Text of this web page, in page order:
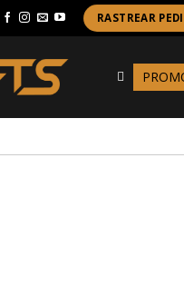
RASTREAR